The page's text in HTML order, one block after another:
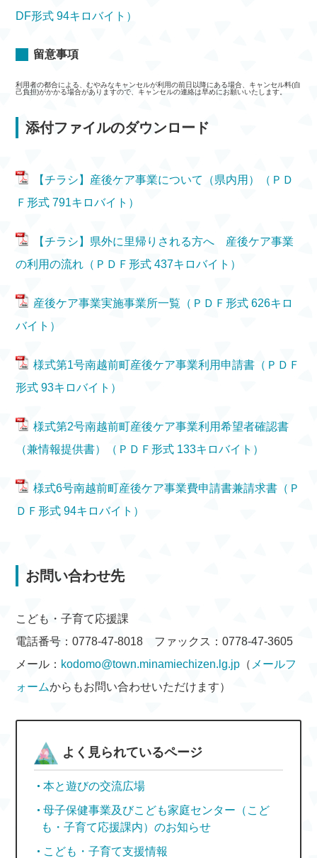
DF形式 94キロバイト）
留意事項
利用者の都合による、むやみなキャンセルが利用の前日以降にある場合、キャンセル料(自
己負担)がかかる場合がありますので、キャンセルの連絡は早めにお願いいたします。
添付ファイルのダウンロード
【チラシ】産後ケア事業について（県内用）（ＰＤ
Ｆ形式 791キロバイト）
【チラシ】県外に里帰りされる方へ 産後ケア事業
の利用の流れ（ＰＤＦ形式 437キロバイト）
産後ケア事業実施事業所一覧（ＰＤＦ形式 626キロ
バイト）
様式第1号南越前町産後ケア事業利用申請書（ＰＤＦ
形式 93キロバイト）
様式第2号南越前町産後ケア事業利用希望者確認書
（兼情報提供書）（ＰＤＦ形式 133キロバイト）
様式6号南越前町産後ケア事業費申請書兼請求書（Ｐ
ＤＦ形式 94キロバイト）
お問い合わせ先
こども・子育て応援課
電話番号：0778-47-8018 ファックス：0778-47-3605
メール： kodomo@town.minamiechizen.lg.jp （ メールフ
ォームからもお問い合わせいただけます）
よく見られているページ
本と遊びの交流広場
母子保健事業及びこども家庭センター（こど
も・子育て応援課内）のお知らせ
こども・子育て支援情報